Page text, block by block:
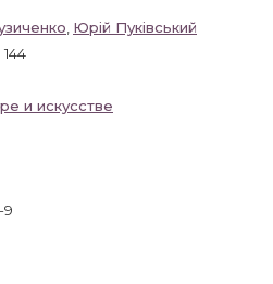
Юрій Пуківський
144
и искусстве
9